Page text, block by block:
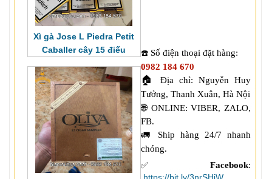
Xì gà Jose L Piedra Petit
Caballer cây 15 điếu
☎️
0982 184 670
🏠 Địa chỉ: Nguyễn Huy
Tưởng, Thanh Xuân, Hà Nội
🌐 ONLINE: VIBER, ZALO,
FB.
🚛 Ship hàng 24/7 nhanh
✅ Facebook: